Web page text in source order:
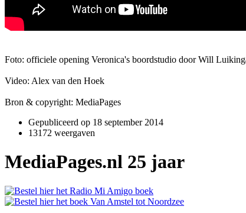
Foto: officiele opening Veronica's boordstudio door Will
Video: Alex van den Hoek
Bron & copyright: MediaPages
Gepubliceerd op 18 september 2014
13172 weergaven
MediaPages.nl 25 jaar